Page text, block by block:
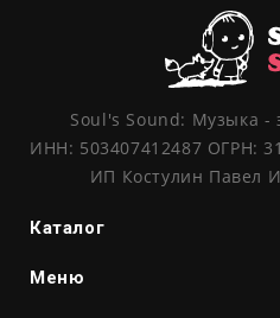
Soul's Sound: Музыка -
ИНН: 503407412487 ОГРН:
ИП Костулин Павел
Каталог
Меню